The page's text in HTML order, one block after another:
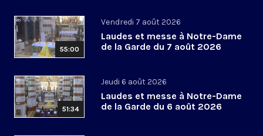
55:00
Vendredi 7 août 2026
Laudes et messe à Notre-Dame
de la Garde du 7 août 2026
51:34
Jeudi 6 août 2026
Laudes et messe à Notre-Dame
de la Garde du 6 août 2026